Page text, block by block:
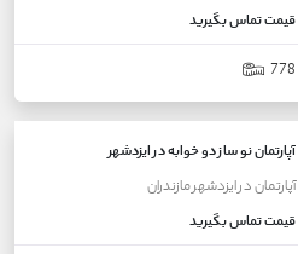
قیمتتماس بگیرید
778
آپارتمان نو ساز دو خوابه در ایزدشهر
آپارتماندرایزدشهرمازندران
قیمتتماس بگیرید